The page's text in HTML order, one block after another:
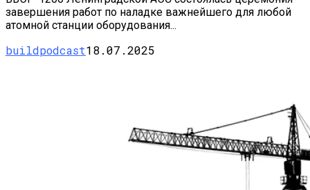
завершения работ по наладке важнейшего для любой
атомной станции оборудования...
buildpodcast18.07.2025